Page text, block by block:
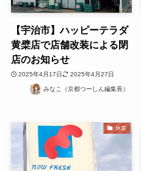
【宇治市】ハッピーテラダ
黄檗店で店舗改装による閉
店のお知らせ
2025年4月17日 2025年4月27日
みなこ（京都つーしん編集長）
休業